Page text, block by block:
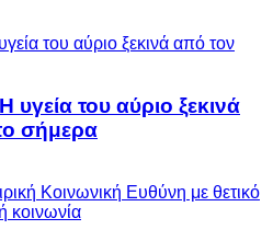
του αύριο ξεκινά
σήμερα